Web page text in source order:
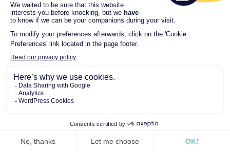
Garante per la protezione dei dati personali
Prof. Pasquale Stanzione – Voorzitter van de Garante
per la protezione dei dati personali
00186 Roma
Tel. +39 06 69677 1
segreteria.stanzione@gpdp.it